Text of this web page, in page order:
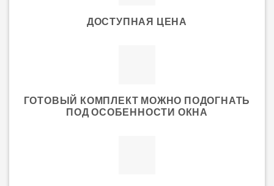
ДОСТУПНАЯ ЦЕНА
ГОТОВЫЙ КОМПЛЕКТ МОЖНО ПОДОГНАТЬ
ПОД ОСОБЕННОСТИ ОКНА